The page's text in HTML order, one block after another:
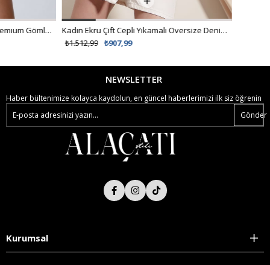
Kadın Ekru Çift Cepli Yıkamalı Oversize Denim Ceket ALC-X8152
₺907,99
NEWSLETTER
Haber bültenimize kolayca kaydolun, en güncel haberlerimizi ilk siz öğrenin
Gönder
Kurumsal